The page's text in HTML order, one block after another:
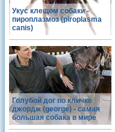
Укус клещом собаки -
пироплазмоз (piroplasma
canis)
Голубой дог по кличке
джордж (george) - самая
большая собака в мире